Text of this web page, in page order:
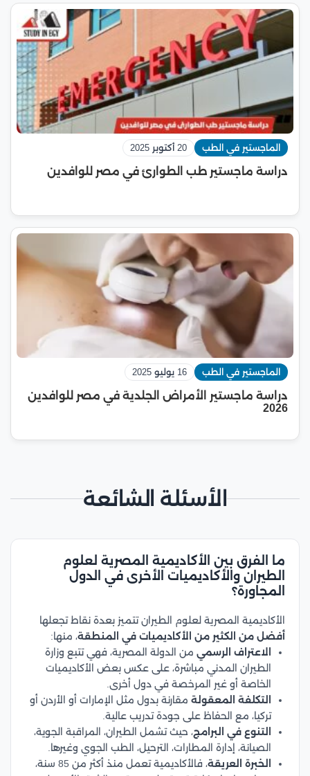
الماجستير في الطب 20 أكتوبر 2025
دراسة ماجستير طب الطوارئ في مصر للوافدين
الماجستير في الطب 16 يوليو 2025
دراسة ماجستير الأمراض الجلدية في مصر للوافدين
2026
الأسئلة الشائعة
ما الفرق بين الأكاديمية المصرية لعلوم
الطيران والأكاديميات الأخرى في الدول
المجاورة؟
الأكاديمية المصرية لعلوم الطيران تتميز بعدة نقاط تجعلها
أفضل من الكثير من الأكاديميات في المنطقة، منها:
الاعتراف الرسمي من الدولة المصرية، فهي تتبع وزارة
الطيران المدني مباشرة، على عكس بعض الأكاديميات
الخاصة أو غير المرخصة في دول أخرى.
التكلفة المعقولة مقارنة بدول مثل الإمارات أو الأردن أو
تركيا، مع الحفاظ على جودة تدريب عالية.
التنوع في البرامج، حيث تشمل الطيران، المراقبة الجوية،
الصيانة، إدارة المطارات، الترحيل، الطب الجوي وغيرها.
الخبرة العريقة
، فالأكاديمية تعمل منذ أكثر من 85 سنة،